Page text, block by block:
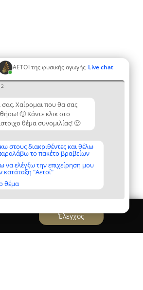
ΑΕΤΟΊ της φυσικής αγωγής Live chat
σας. Χαίρομαι που θα σας
🙂 Κάντε κλικ στο
θέμα συνομιλίας! 🙂
στους διακριθέντες και θέλω
το πακέτο βραβείων
να ελέγξω την επιχείρηση μου
κατάταξη "Αετοί"
θέμα
Έλεγχος